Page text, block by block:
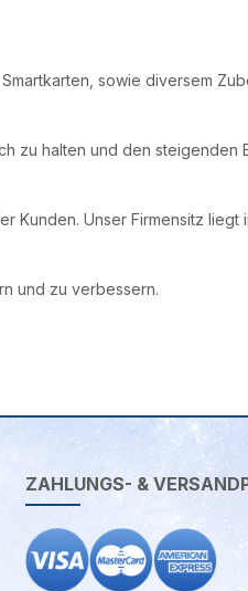
sowie diversem
zu halten und den steigenden
Kunden. Unser Firmensitz liegt
und zu verbessern.
ZAHLUNGS- &